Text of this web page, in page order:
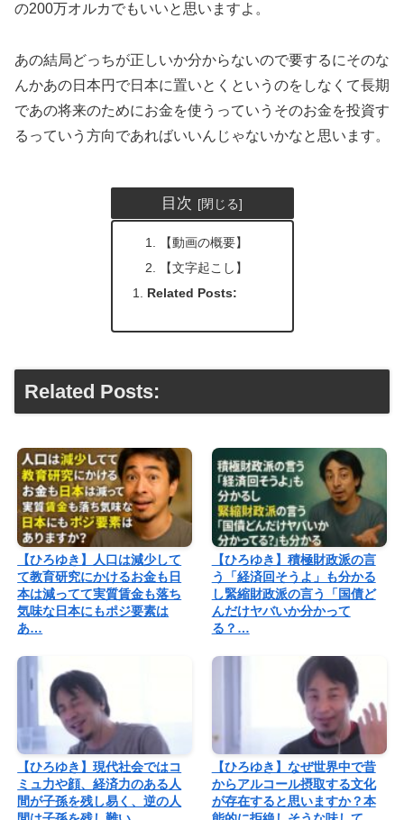
の200万オルカでもいいと思いますよ。
あの結局どっちが正しいか分からないので要するにそのな
んかあの日本円で日本に置いとくというのをしなくて長期
であの将来のためにお金を使うっていうそのお金を投資す
るっていう方向であればいいんじゃないかなと思います。
目次
【動画の概要】
【文字起こし】
Related Posts:
Related Posts:
【ひろゆき】人口は減少して
て教育研究にかけるお金も日
本は減ってて実質賃金も落ち
気味な日本にもポジ要素は
あ…
【ひろゆき】積極財政派の言
う「経済回そうよ」も分かる
し緊縮財政派の言う「国債ど
んだけヤバいか分かって
る？…
【ひろゆき】現代社会ではコ
ミュ力や顔、経済力のある人
間が子孫を残し易く、逆の人
【ひろゆき】なぜ世界中で昔
からアルコール摂取する文化
が存在すると思いますか？本